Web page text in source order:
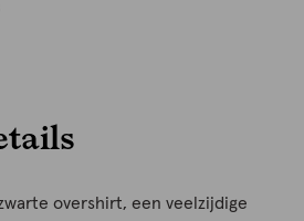
overshirt, een veelzijdige